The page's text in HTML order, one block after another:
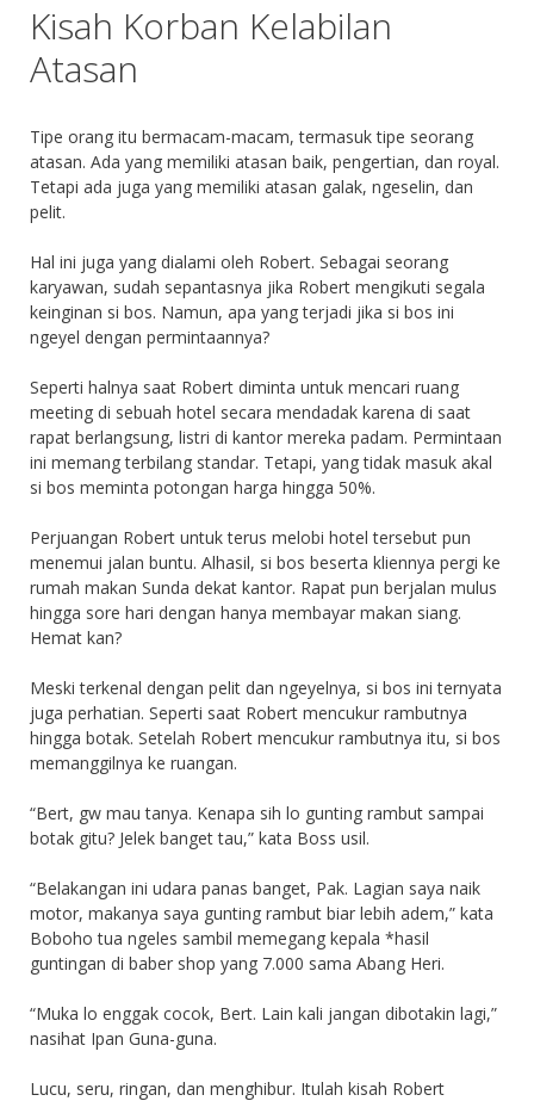
Kisah Korban Kelabilan
Atasan
Tipe orang itu bermacam-macam, termasuk tipe seorang
atasan. Ada yang memiliki atasan baik, pengertian, dan royal.
Tetapi ada juga yang memiliki atasan galak, ngeselin, dan
pelit.
Hal ini juga yang dialami oleh Robert. Sebagai seorang
karyawan, sudah sepantasnya jika Robert mengikuti segala
keinginan si bos. Namun, apa yang terjadi jika si bos ini
ngeyel dengan permintaannya?
Seperti halnya saat Robert diminta untuk mencari ruang
meeting di sebuah hotel secara mendadak karena di saat
rapat berlangsung, listri di kantor mereka padam. Permintaan
ini memang terbilang standar. Tetapi, yang tidak masuk akal
si bos meminta potongan harga hingga 50%.
Perjuangan Robert untuk terus melobi hotel tersebut pun
menemui jalan buntu. Alhasil, si bos beserta kliennya pergi ke
rumah makan Sunda dekat kantor. Rapat pun berjalan mulus
hingga sore hari dengan hanya membayar makan siang.
Hemat kan?
Meski terkenal dengan pelit dan ngeyelnya, si bos ini ternyata
juga perhatian. Seperti saat Robert mencukur rambutnya
hingga botak. Setelah Robert mencukur rambutnya itu, si bos
memanggilnya ke ruangan.
“Bert, gw mau tanya. Kenapa sih lo gunting rambut sampai
botak gitu? Jelek banget tau,” kata Boss usil.
“Belakangan ini udara panas banget, Pak. Lagian saya naik
motor, makanya saya gunting rambut biar lebih adem,” kata
Boboho tua ngeles sambil memegang kepala *hasil
guntingan di baber shop yang 7.000 sama Abang Heri.
“Muka lo enggak cocok, Bert. Lain kali jangan dibotakin lagi,”
nasihat Ipan Guna-guna.
Lucu, seru, ringan, dan menghibur. Itulah kisah Robert